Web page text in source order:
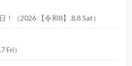
！（2026 【令和8】.8.8 Sat）
Fri）